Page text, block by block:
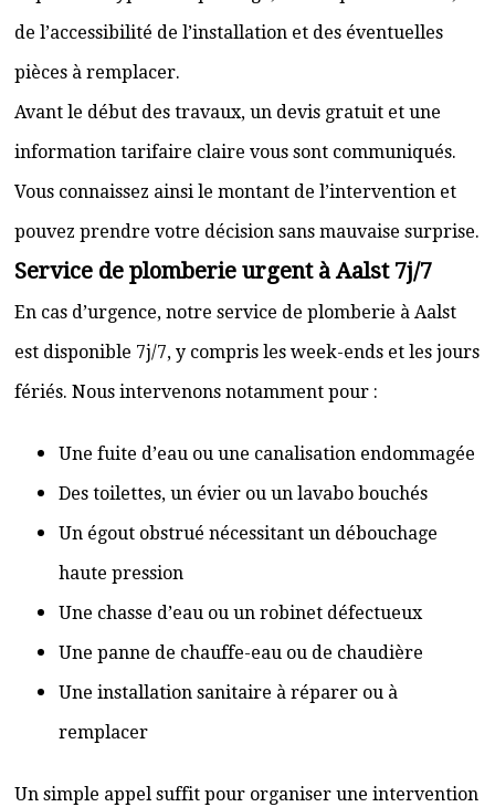
de l’accessibilité de l’installation et des éventuelles
pièces à remplacer.
Avant le début des travaux, un devis gratuit et une
information tarifaire claire vous sont communiqués.
Vous connaissez ainsi le montant de l’intervention et
pouvez prendre votre décision sans mauvaise surprise.
Service de plomberie urgent à Aalst 7j/7
En cas d’urgence, notre service de plomberie à Aalst
est disponible 7j/7, y compris les week-ends et les jours
fériés. Nous intervenons notamment pour :
Une fuite d’eau ou une canalisation endommagée
Des toilettes, un évier ou un lavabo bouchés
Un égout obstrué nécessitant un débouchage
haute pression
Une chasse d’eau ou un robinet défectueux
Une panne de chauffe-eau ou de chaudière
Une installation sanitaire à réparer ou à
remplacer
Un simple appel suffit pour organiser une intervention